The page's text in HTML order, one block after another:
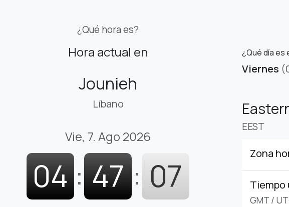
¿Qué hora es?
Hora actual en
Jounieh
Líbano
Vie, 7. Ago 2026
04 : 47 : 08
¿Qué día es
Viernes
EEST
Zona
Tiempo
GMT /